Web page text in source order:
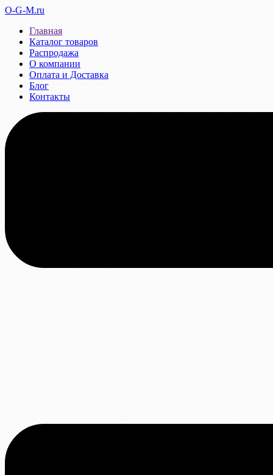
O-G-M.ru
Главная
Каталог товаров
Распродажа
О компании
Оплата и Доставка
Блог
Контакты